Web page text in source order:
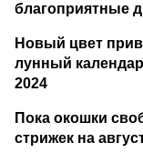
благоприятные
Новый цвет
лунный
2024
Пока окошки
стрижек на